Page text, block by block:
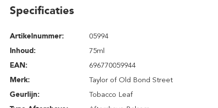
Specificaties
Artikelnummer:
05994
Inhoud:
75ml
EAN:
696770059944
Merk:
Taylor of Old Bond Street
Geurlijn:
Tobacco Leaf